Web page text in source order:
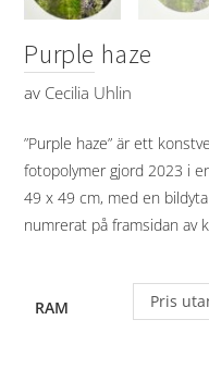
Purple haze
av Cecilia Uhlin
”Purple haze” är ett
fotopolymer gjord 2023 i
49 x 49 cm, med en
numrerat på framsidan av
RAM Pris